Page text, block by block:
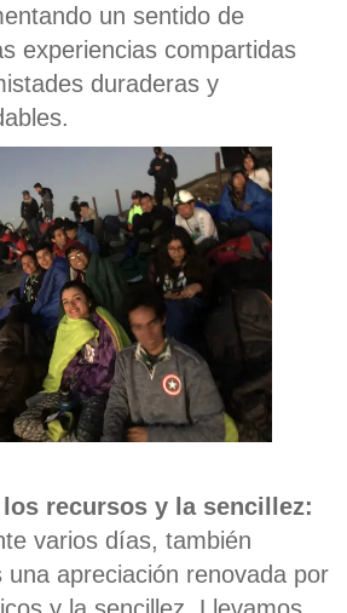
un sentido de
experiencias compartidas
duraderas y
recursos y la sencillez:
varios días, también
una apreciación renovada por